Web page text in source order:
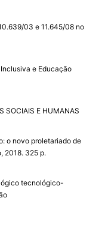
03 e 11.645/08 no
e Educação
SOCIAIS E HUMANAS
o novo proletariado de
2018. 325 p.
tecnológico-